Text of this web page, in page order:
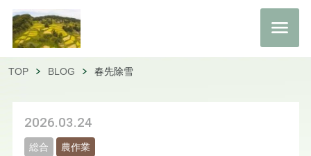
TOP BLOG 春先除雪
2026.03.24
総合 農作業